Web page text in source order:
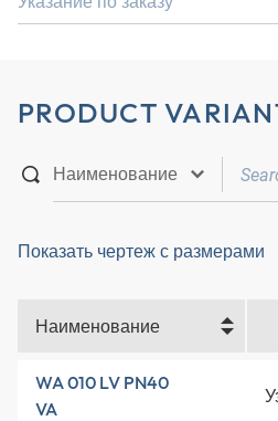
PRODUCT
Показать чертеж с размерами
Наименование
WA 010 LV PN40
VA